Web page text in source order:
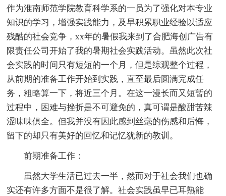
作为淮南师范学院教育科学系的一员为了强化对本专业
知识的学习，增强实践能力，及早积累职业经验以适应
残酷的社会竞争，xx年的暑假我来到了合肥海创广告有
限责任公司开始了我的暑期社会实践活动。虽然此次社
会实践的时间只有短短的一个月，但是综观整个过程，
从前期的准备工作开始到实践，直至最后圆满完成任
务，粗略算一下，将近三个月。在这一漫长而又短暂的
过程中，困难与挫折是不可避免的，真可谓是酸甜苦辣
涩味味俱全。但我并没有因此感到丝毫的伤感和后悔，
留下的却只有美好的回忆和记忆犹新的教训。
前期准备工作：
虽然大学生活已过去一半，然而对于社会我们也确
实还有许多方面不是很了解。社会实践虽早已耳熟能